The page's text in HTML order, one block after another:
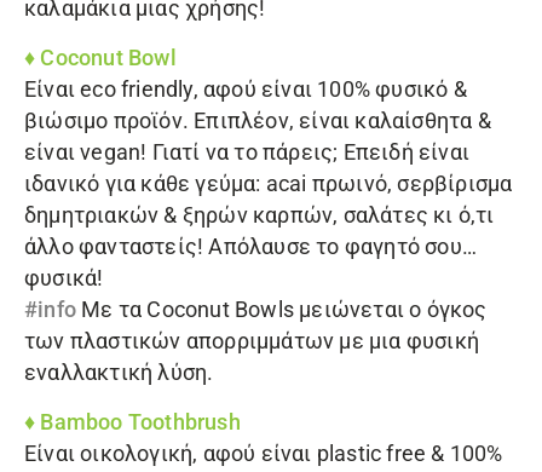
καλαμάκια μιας χρήσης!
♦ Coconut Bowl
Είναι eco friendly, αφού είναι 100% φυσικό &
βιώσιμο προϊόν. Επιπλέον, είναι καλαίσθητα &
είναι vegan! Γιατί να το πάρεις; Επειδή είναι
ιδανικό για κάθε γεύμα: acai πρωινό, σερβίρισμα
δημητριακών & ξηρών καρπών, σαλάτες κι ό,τι
άλλο φανταστείς! Απόλαυσε το φαγητό σου…
φυσικά!
#info Με τα Coconut Bowls μειώνεται ο όγκος
των πλαστικών απορριμμάτων με μια φυσική
εναλλακτική λύση.
♦ Bamboo Toothbrush
Είναι οικολογική, αφού είναι plastic free & 100%